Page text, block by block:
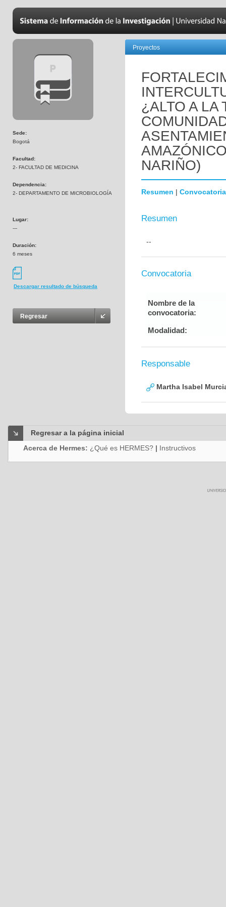
Sede:
Bogotá
Facultad:
2- FACULTAD DE MEDICINA
Dependencia:
2- DEPARTAMENTO DE MICROBIOLOGÍA
Lugar:
---
Duración:
6 meses
Descargar resultado de búsqueda
Regresar
Proyectos
¿ALTO A LA
NARIÑO)
Resumen | Convocatoria
Resumen
--
Convocatoria
Nombre de la
convocatoria:
Modalidad:
Responsable
Martha Isabel
Regresar a la página inicial
Acerca de Hermes: ¿Qué es HERMES? | Instructivos